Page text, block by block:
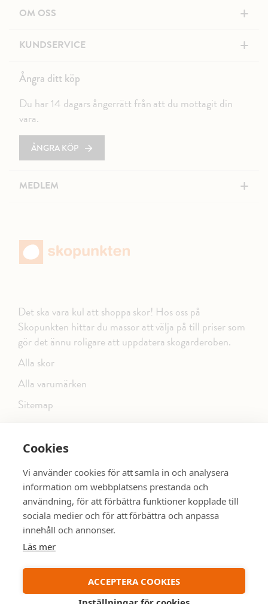
Cookies
Vi använder cookies för att samla in och analysera
information om webbplatsens prestanda och
användning, för att förbättra funktioner kopplade till
sociala medier och för att förbättra och anpassa
innehåll och annonser.
Läs mer
ACCEPTERA COOKIES
OM OSS +
KUNDSERVICE +
Ångra ditt köp
Du har 14 dagars ångerrätt från att du mottagit din
vara.
ÅNGRA KÖP
MEDLEM +
Det ska vara kul att shoppa skor! Hos oss på
Skopunkten hittar du massor att välja på till priser som
gör det ännu roligare att uppdatera skogarderoben.
Alla skor
Alla varumärken
Sitemap
FÖLJ OSS PÅ SOCIALA MEDIER
SE MER SKOR: dinsko.se